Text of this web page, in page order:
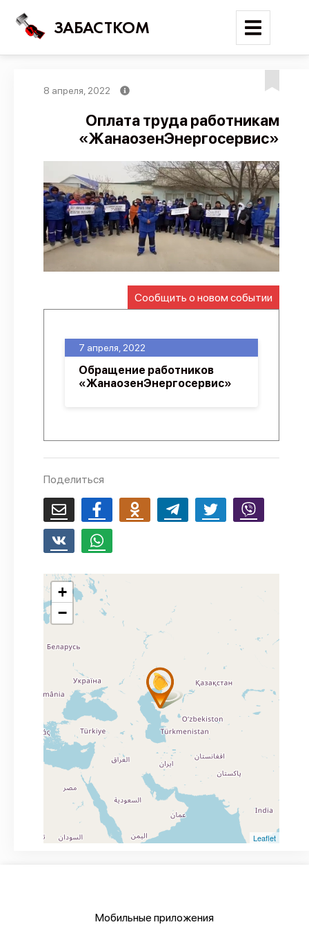
ЗАБАСТКОМ
Поиск
Новости
Карта событий
Трудовые конфликты
Отчеты
Предложить публикацию
API
Политика конфиденциальности
8 апреля, 2022
Оплата труда работникам
«ЖанаозенЭнергосервис»
Сообщить о новом событии
7 апреля, 2022
Обращение работников
«ЖанаозенЭнергосервис»
Поделиться
+
−
Leaflet
Мобильные приложения